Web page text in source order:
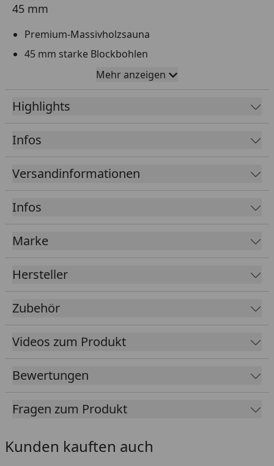
45 mm
Premium-Massivholzsauna
45 mm starke Blockbohlen
Exklusive Ganzglastür in Graphit-Optik bzw.
Holztür mit Lichtausschnitt, rechts oder links
anschlagbar
Ein Panorama Fensterelement ist optional
erhältlich
Inklusive Ofenschutz und Bodenmatte
Mindestraumhöhe: 220 cm
2 Kopfstützen
Mildes, würziges Saunaklima
Besonders hohe Stabilität und Wärmedämmung
Auswahl aus verschiedenen Ofensets inkl. Zubehör
möglich
Tipp: Unter folgendem
Kaufberater, der Ihnen erklärt, welches Zubehör
für Ihren Saunakauf erforderlich ist und welches
Bei dieser Sauna kann das
zur Volumenverkleinerung
Durch das Set wird eine
Sauna optimal zu beheizen und saunagerechte
Mehr anzeigen
Highlights
Infos
Versandinformationen
Infos
Marke
Hersteller
Zubehör
Videos zum Produkt
Bewertungen
Fragen zum Produkt
Kunden kauften auch